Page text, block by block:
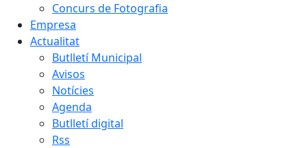
Concurs de Fotografia
Empresa
Actualitat
Butlletí Municipal
Avisos
Notícies
Agenda
Butlletí digital
Rss